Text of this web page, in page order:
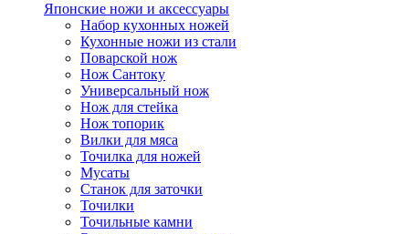
Японские ножи и аксессуары
Набор кухонных ножей
Кухонные ножи из стали
Поварской нож
Нож Сантоку
Универсальный нож
Нож для стейка
Нож топорик
Вилки для мяса
Точилка для ножей
Мусаты
Станок для заточки
Точилки
Точильные камни